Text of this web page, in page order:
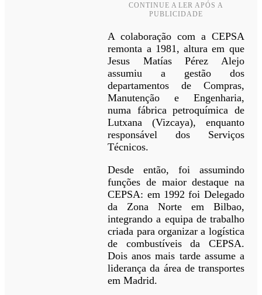
CONTINUE A LER APÓS A
PUBLICIDADE
A colaboração com a CEPSA
remonta a 1981, altura em que
Jesus Matías Pérez Alejo
assumiu a gestão dos
departamentos de Compras,
Manutenção e Engenharia,
numa fábrica petroquímica de
Lutxana (Vizcaya), enquanto
responsável dos Serviços
Técnicos.
Desde então, foi assumindo
funções de maior destaque na
CEPSA: em 1992 foi Delegado
da Zona Norte em Bilbao,
integrando a equipa de trabalho
criada para organizar a logística
de combustíveis da CEPSA.
Dois anos mais tarde assume a
liderança da área de transportes
em Madrid.